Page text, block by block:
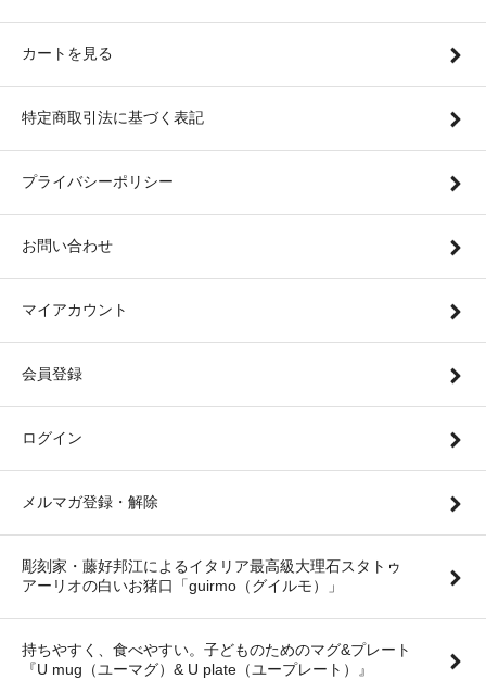
カートを見る
特定商取引法に基づく表記
プライバシーポリシー
お問い合わせ
マイアカウント
会員登録
ログイン
メルマガ登録・解除
彫刻家・藤好邦江によるイタリア最高級大理石スタトゥ
アーリオの白いお猪口「guirmo（グイルモ）」
持ちやすく、食べやすい。子どものためのマグ&プレート
『U mug（ユーマグ）& U plate（ユープレート）』